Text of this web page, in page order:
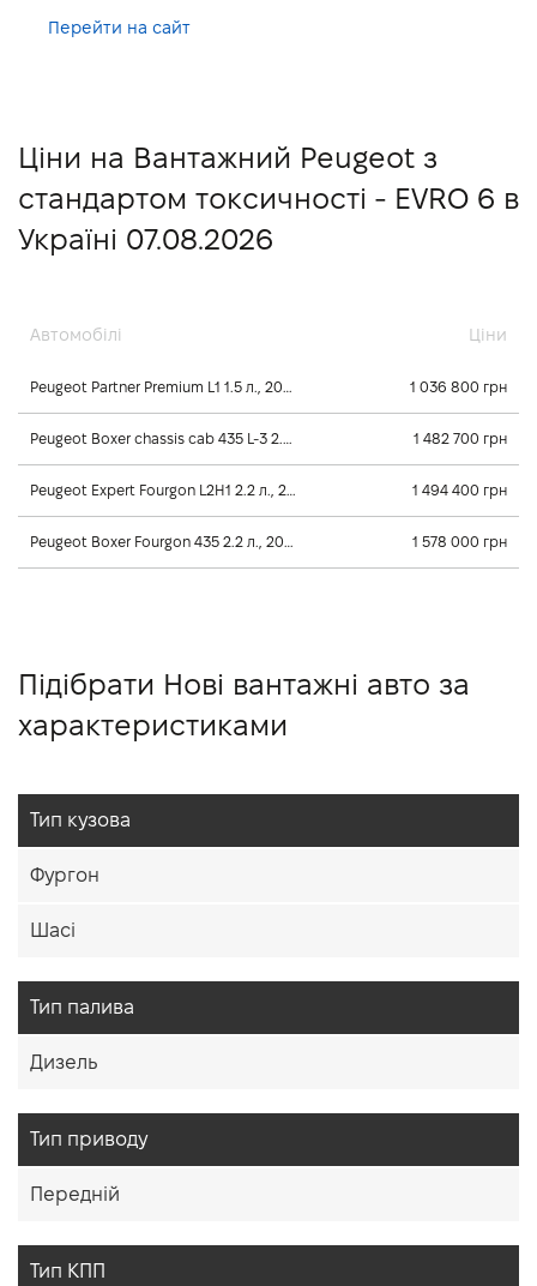
Перейти на сайт
Ціни на Вантажний Peugeot з
стандартом токсичності - EVRO 6 в
Україні 07.08.2026
Автомобілі Ціни
Peugeot Partner Premium L1 1.5 л., 2026, Механічна 1 036 800 грн
Peugeot Boxer chassis cab 435 L-3 2.2 л., 2025, Механічна 1 482 700 грн
Peugeot Expert Fourgon L2H1 2.2 л., 2026, Механічна 1 494 400 грн
Peugeot Boxer Fourgon 435 2.2 л., 2026, Механічна 1 578 000 грн
Підібрати Нові вантажні авто за
характеристиками
Тип кузова
Фургон
Шасі
Тип палива
Дизель
Тип приводу
Передній
Тип КПП